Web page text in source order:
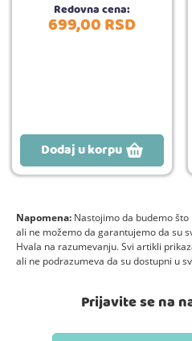
Redovna cena:
699,00RSD
Dodaj u korpu
Napomena: Nastojimo da budemo
ali ne možemo da garantujemo da su
Hvala na razumevanju. Svi artikli
ali ne podrazumeva da su dostupni u
Prijavite se na